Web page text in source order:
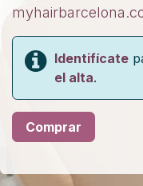
Identifícate
el alta.
Comprar